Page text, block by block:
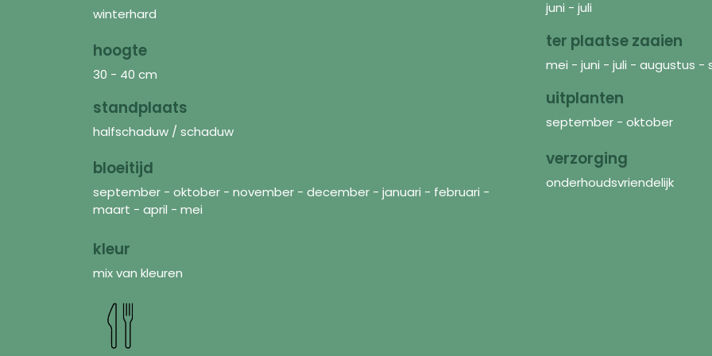
winterhard
hoogte
30 - 40 cm
standplaats
halfschaduw / schaduw
bloeitijd
september - oktober - november - december - januari - februari -
maart - april - mei
kleur
mix van kleuren
juni - juli
ter plaatse zaaien
mei - juni - juli - augustus -
uitplanten
september - oktober
verzorging
onderhoudsvriendelijk